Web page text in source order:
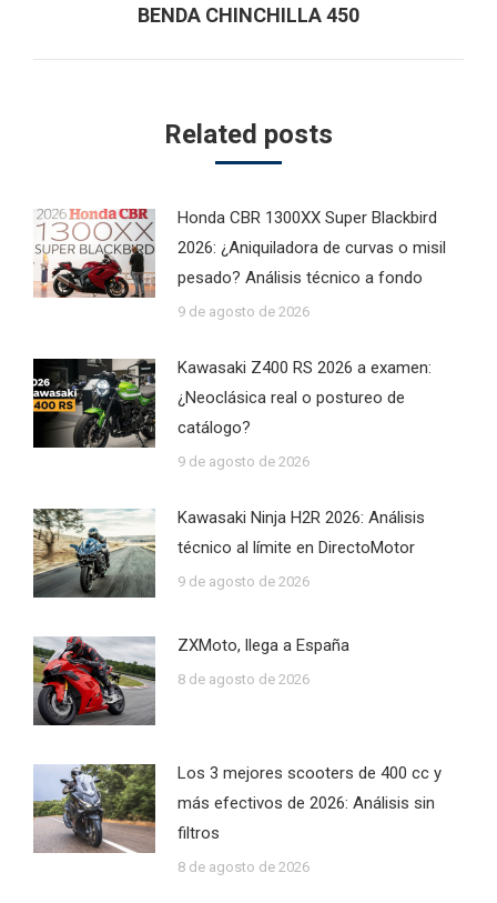
Next
BENDA CHINCHILLA 450
Related posts
Honda CBR 1300XX Super Blackbird
2026: ¿Aniquiladora de curvas o misil
pesado? Análisis técnico a fondo
9 de agosto de 2026
Kawasaki Z400 RS 2026 a examen:
¿Neoclásica real o postureo de
catálogo?
9 de agosto de 2026
Kawasaki Ninja H2R 2026: Análisis
técnico al límite en DirectoMotor
9 de agosto de 2026
ZXMoto, llega a España
8 de agosto de 2026
Los 3 mejores scooters de 400 cc y
más efectivos de 2026: Análisis sin
filtros
8 de agosto de 2026